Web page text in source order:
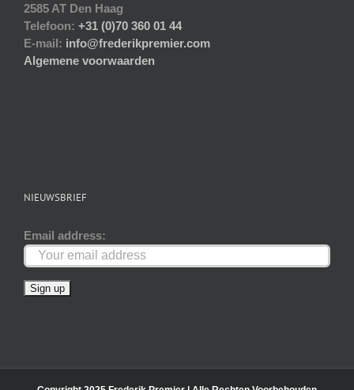
2585 AT Den Haag
Telefoon: +31 (0)70 360 01 44
E-mail: info@frederikpremier.com
Algemene voorwaarden
NIEUWSBRIEF
Email address: